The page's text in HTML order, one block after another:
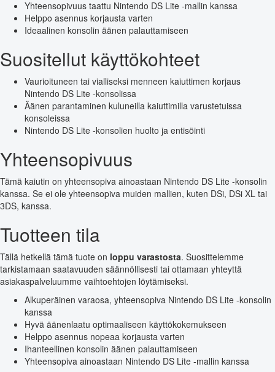
Yhteensopivuus taattu Nintendo DS Lite -mallin kanssa
Helppo asennus korjausta varten
Ideaalinen konsolin äänen palauttamiseen
Suositellut käyttökohteet
Vaurioituneen tai vialliseksi menneen kaiuttimen korjaus
Nintendo DS Lite -konsolissa
Äänen parantaminen kuluneilla kaiuttimilla varustetuissa
konsoleissa
Nintendo DS Lite -konsolien huolto ja entisöinti
Yhteensopivuus
Tämä kaiutin on yhteensopiva ainoastaan Nintendo DS Lite -konsolin
kanssa. Se ei ole yhteensopiva muiden mallien, kuten DSi, DSi XL tai
3DS, kanssa.
Tuotteen tila
Tällä hetkellä tämä tuote on loppu varastosta. Suosittelemme
tarkistamaan saatavuuden säännöllisesti tai ottamaan yhteyttä
asiakaspalveluumme vaihtoehtojen löytämiseksi.
Alkuperäinen varaosa, yhteensopiva Nintendo DS Lite -konsolin
kanssa
Hyvä äänenlaatu optimaaliseen käyttökokemukseen
Helppo asennus nopeaa korjausta varten
Ihanteellinen konsolin äänen palauttamiseen
Yhteensopiva ainoastaan Nintendo DS Lite -mallin kanssa